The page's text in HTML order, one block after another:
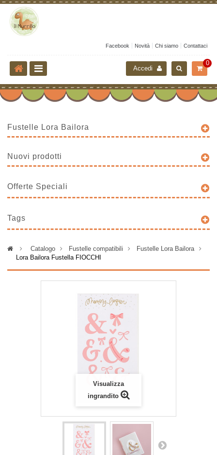
Facebook Novità Chi siamo Contattaci
0
Accedi
Fustelle Lora Bailora
Nuovi prodotti
Offerte Speciali
Tags
> Catalogo > Fustelle compatibili >
Fustelle Lora Bailora
Lora Bailora Fustella FIOCCHI
Visualizza
ingrandito